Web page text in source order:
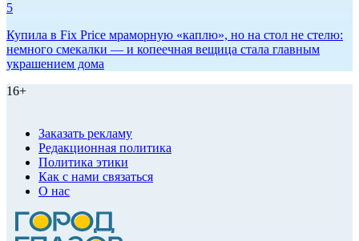
5
Купила в Fix Price мраморную «каплю», но на стол не стелю:
немного смекалки — и копеечная вещица стала главным
украшением дома
16+
Заказать рекламу
Редакционная политика
Политика этики
Как с нами связаться
О нас